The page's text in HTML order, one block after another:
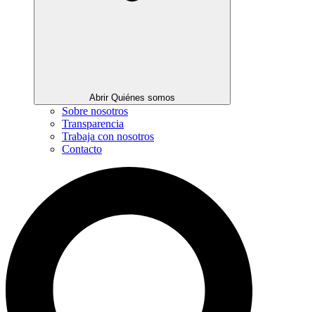
Abrir Quiénes somos
Sobre nosotros
Transparencia
Trabaja con nosotros
Contacto